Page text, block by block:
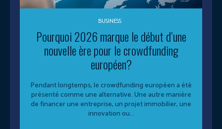
BUSINESS
Pourquoi 2026 marque le début d’une
nouvelle ère pour le crowdfunding
européen?
Pendant longtemps, le crowdfunding européen a été
présenté comme une alternative. Une autre manière
de financer une entreprise, un projet immobilier, une
innovation ou...